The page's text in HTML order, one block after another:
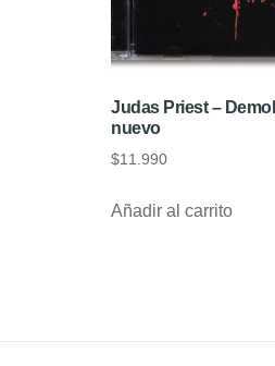
Judas Priest –
nuevo
$11.990
Añadir al carrito